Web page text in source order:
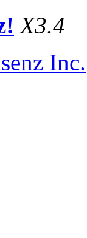
X3.4
Inc.